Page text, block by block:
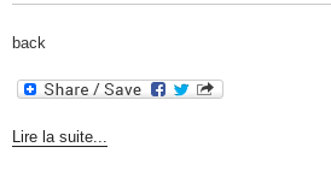
back
Lire la suite...